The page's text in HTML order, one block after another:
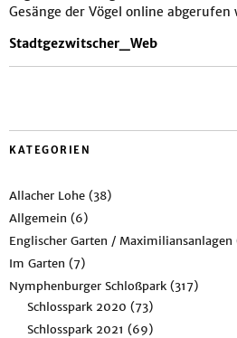
Gesänge der Vögel online abgerufen
Stadtgezwitscher_Web
KATEGORIEN
Allacher Lohe (38)
Allgemein (6)
Englischer Garten / Maximiliansanlagen
Im Garten (7)
Nymphenburger Schloßpark (317)
Schlosspark 2020 (73)
Schlosspark 2021 (69)